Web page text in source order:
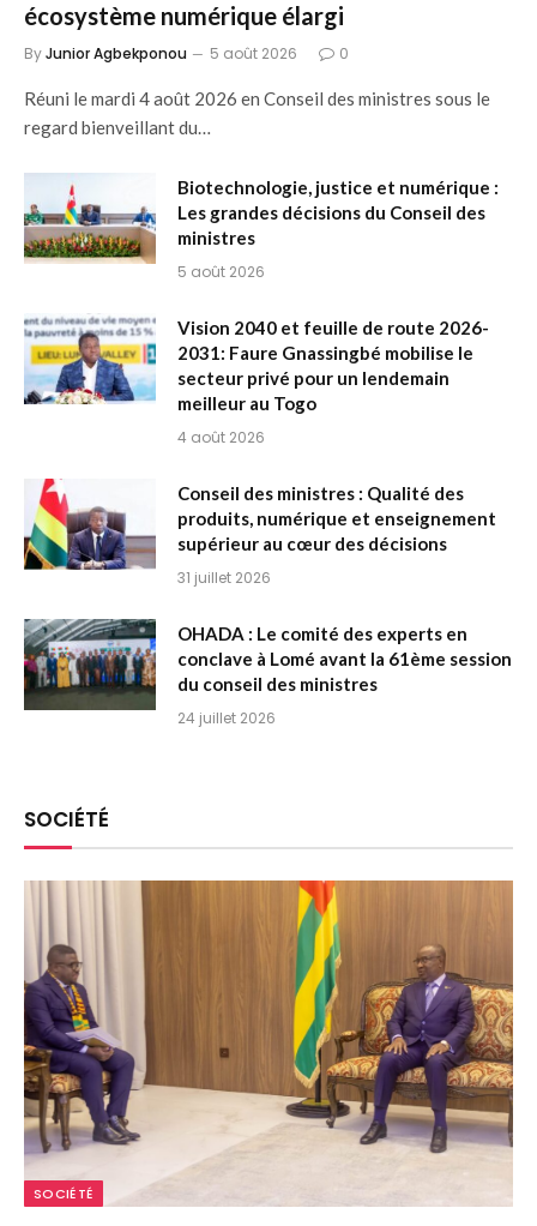
écosystème numérique élargi
ByJunior Agbekponou 5 août 2026 0
Réuni le mardi 4 août 2026 en Conseil des ministres sous le
regard bienveillant du…
Biotechnologie, justice et numérique :
Les grandes décisions du Conseil des
ministres
5 août 2026
Vision 2040 et feuille de route 2026-
2031: Faure Gnassingbé mobilise le
secteur privé pour un lendemain
meilleur au Togo
4 août 2026
Conseil des ministres : Qualité des
produits, numérique et enseignement
supérieur au cœur des décisions
31 juillet 2026
OHADA : Le comité des experts en
conclave à Lomé avant la 61ème session
du conseil des ministres
24 juillet 2026
SOCIÉTÉ
SOCIÉTÉ